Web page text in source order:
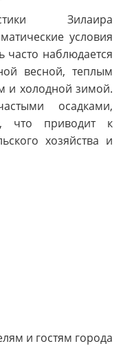
Зилаира
условия
часто наблюдается
весной, теплым
и холодной зимой.
осадками,
что приводит к
хозяйства и
и гостям города